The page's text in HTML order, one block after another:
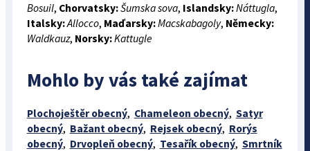
Bosuil, Chorvatsky:Šumska sova, Islandsky:Náttugla,
Italsky:Allocco, Maďarsky:Macskabagoly, Německy:
Waldkauz, Norsky:Kattugle
Mohlo by vás také zajímat
Plochoještěr obecný, Chameleon obecný, Satyr
obecný, Bažant obecný, Rejsek obecný, Rorýs
obecný, Drvopleň obecný, Tesařík obecný, Smrtník